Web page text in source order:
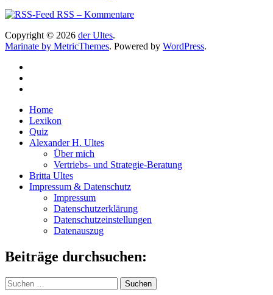
RSS – Kommentare
Copyright © 2026 der Ultes.
Marinate by MetricThemes. Powered by WordPress.
Home
Lexikon
Quiz
Alexander H. Ultes
Über mich
Vertriebs- und Strategie-Beratung
Britta Ultes
Impressum & Datenschutz
Impressum
Datenschutzerklärung
Datenschutzeinstellungen
Datenauszug
Beiträge durchsuchen:
Suchen